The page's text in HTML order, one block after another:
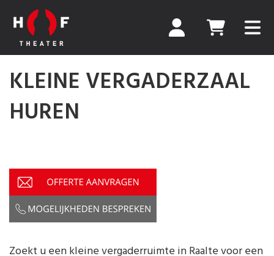
KLEINE VERGADERZAAL
HUREN
Zoekt u een kleine vergaderruimte in Raalte voor een